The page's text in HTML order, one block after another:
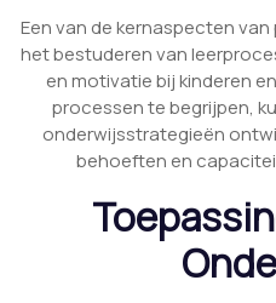
Een van de kernaspecten
het bestuderen van
en motivatie bij kinderen
processen te begrijpen,
onderwijsstrategieën
behoeften en